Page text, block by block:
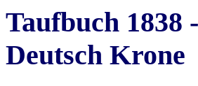
Taufbuch
Deutsch Krone